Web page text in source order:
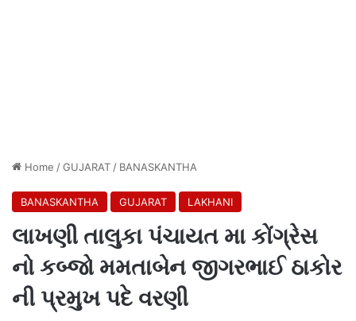
Home /GUJARAT / BANASKANTHA
BANASKANTHA GUJARAT LAKHANI
લાખણી તાલુકા પંચાયત મા કોંગ્રેસ
નો કબ્જો મમતાબેન જીગરભાઈ ઠાકોર
ની પ્રમુખ પદે વરણી